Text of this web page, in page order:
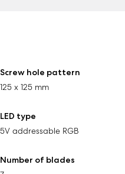
Screw hole pattern
125 x 125 mm
LED type
5V addressable RGB
Number of blades